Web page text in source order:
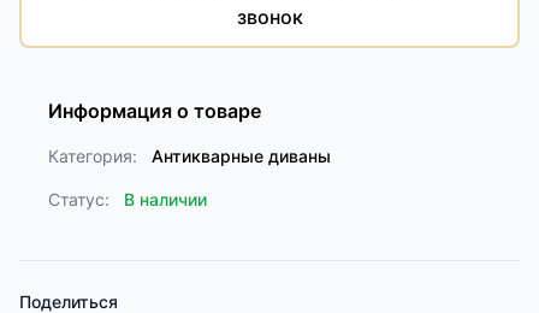
звонок
Информация о товаре
Категория: Антикварные диваны
Статус: В наличии
Поделиться